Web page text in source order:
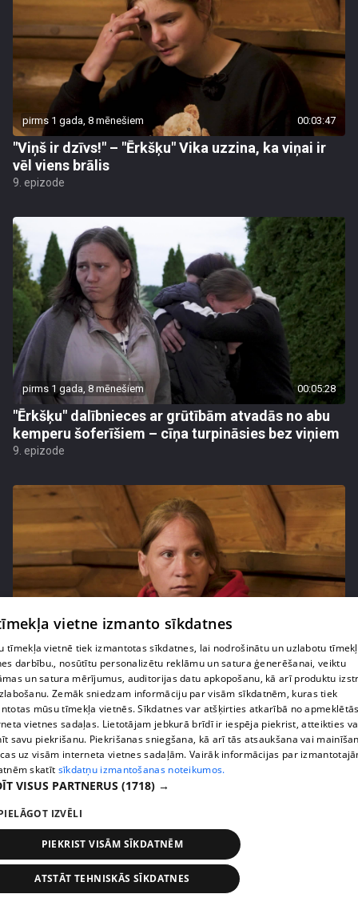
pirms 1 gada, 8 mēnešiem 00:03:47
"Viņš ir dzīvs!" – "Ērkšķu" Vika uzzina, ka viņai ir
vēl viens brālis
9. epizode
pirms 1 gada, 8 mēnešiem 00:05:28
"Ērkšķu" dalībnieces ar grūtībām atvadās no abu
kemperu šoferīšiem – cīņa turpināsies bez viņiem
9. epizode
pirms 1 gada, 8 mēnešiem
"Ērkšķu" Diāna no ekstrasenses uzzina skaudras
ziņas par sava septītā bērna likteni
9. epizode
vietne izmanto sīkdatnes
tīmekļa vietnē tiek izmantotas sīkdatnes, lai nodrošinātu un uzlabotu
darbību., nosūtītu personalizētu reklāmu un satura ģenerēšanai, veiktu
un satura mērījumus, auditorijas datu apkopošanu, kā arī produktu
Zemāk sniedzam informāciju par visām sīkdatnēm, kuras tiek
mūsu tīmekļa vietnēs. Sīkdatnes var atšķirties atkarībā no
vietnes sadaļas. Lietotājam jebkurā brīdī ir iespēja piekrist, atteikties
savu piekrišanu. Piekrišanas sniegšana, kā arī tās atsaukšana vai
uz visām interneta vietnes sadaļām. Vairāk informācijas par
skatīt sīkdatņu izmantošanas noteikumos.
VISUS PARTNERUS (1718) →
IZVĒLI
PIEKRIST VISĀM SĪKDATNĒM
ATSTĀT TEHNISKĀS SĪKDATNES